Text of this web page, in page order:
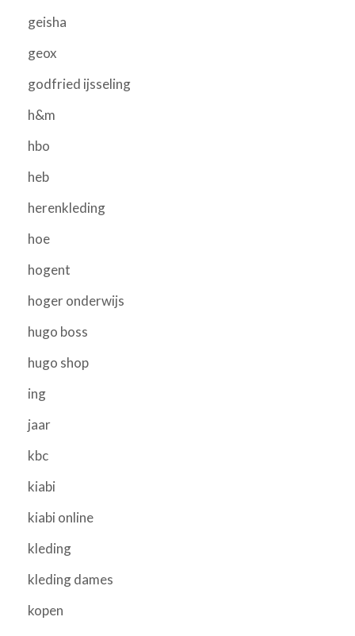
geisha
geox
godfried ijsseling
h&m
hbo
heb
herenkleding
hoe
hogent
hoger onderwijs
hugo boss
hugo shop
ing
jaar
kbc
kiabi
kiabi online
kleding
kleding dames
kopen